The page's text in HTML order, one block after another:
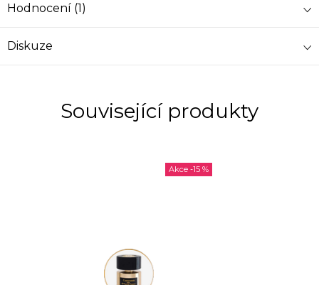
Hodnocení (1)
Diskuze
Související produkty
-15 %